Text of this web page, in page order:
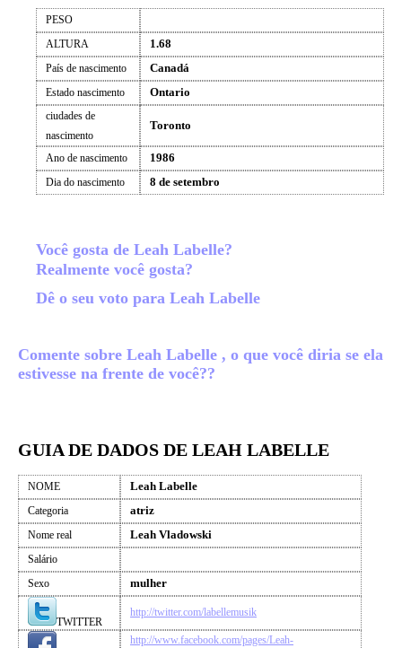
PESO
ALTURA
1.68
País de nascimento Canadá
Estado nascimento Ontario
ciudades de
nascimento
Toronto
Ano de nascimento 1986
Dia do nascimento 8 de setembro
Você gosta de Leah Labelle?
Realmente você gosta?
Dê o seu voto para Leah Labelle
Comente sobre Leah Labelle , o que você diria se ela
estivesse na frente de você??
GUIA DE DADOS DE LEAH LABELLE
NOME Leah Labelle
Categoria atriz
Nome real Leah Vladowski
Salário
Sexo
mulher
TWITTER
http://twitter.com/labellemusik
http://www.facebook.com/pages/Leah-